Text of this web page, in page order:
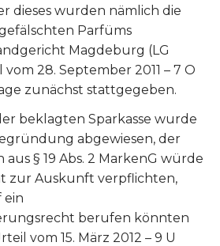
dieses wurden nämlich die
Parfüms
Magdeburg (LG
28. September 2011 – 7 O
zunächst stattgegeben.
beklagten Sparkasse wurde
abgewiesen, der
§ 19 Abs. 2 MarkenG würde
zur Auskunft verpflichten,
ein
berufen könnten
vom 15. März 2012 – 9 U